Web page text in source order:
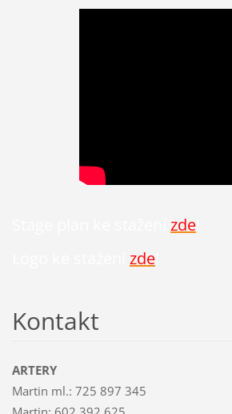
zde!
zde!
Kontakt
ARTERY
Martin ml.: 725 897 345